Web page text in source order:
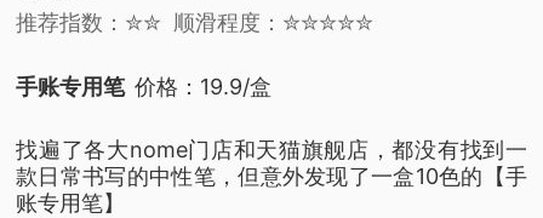
推荐指数：✮✮ 顺滑程度：✮✮✮✮✮
手账专用笔价格：19.9/盒
找遍了各大nome门店和天猫旗舰店，都没有找到一
款日常书写的中性笔，但意外发现了一盒10色的【手
账专用笔】